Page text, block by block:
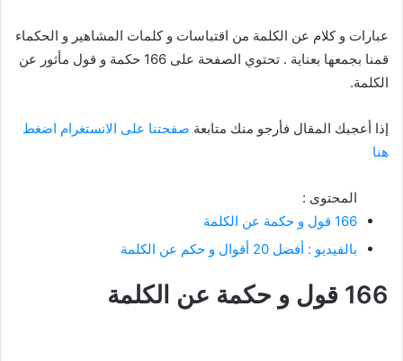
عبارات و كلام عن الكلمة من اقتباسات و كلمات المشاهير و الحكماء
قمنا بجمعها بعناية . تحتوي الصفحة على 166 حكمة و قول مأثور عن
الكلمة.
إذا أعجبك المقال فأرجو منك متابعة صفحتنا على الانستغرام اضغط
هنا
المحتوى :
166 قول و حكمة عن الكلمة
بالفيديو : أفضل 20 أقوال و حكم عن الكلمة
166 قول و حكمة عن الكلمة